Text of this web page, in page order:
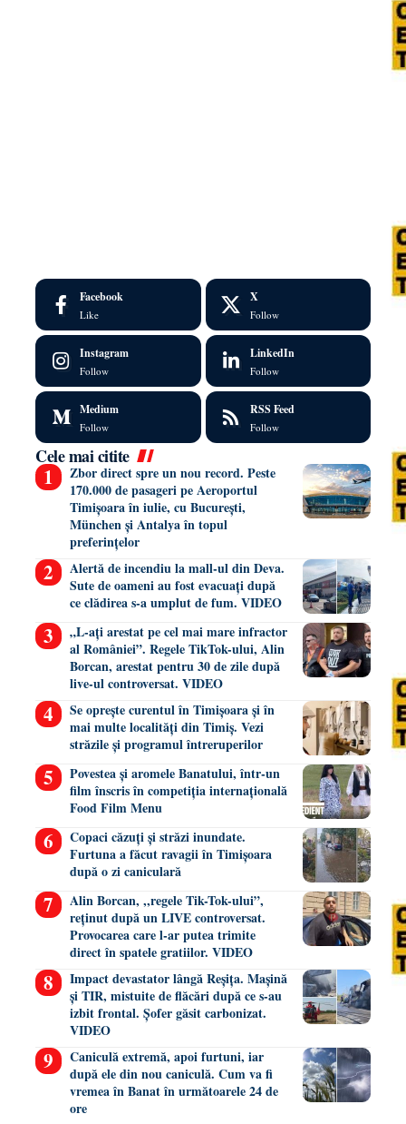
Facebook
Like
X
Follow
Instagram
Follow
LinkedIn
Follow
Medium
Follow
RSS Feed
Follow
Cele mai citite
Zbor direct spre un nou record. Peste
170.000 de pasageri pe Aeroportul
Timișoara în iulie, cu București,
München și Antalya în topul
preferințelor
Alertă de incendiu la mall-ul din Deva.
Sute de oameni au fost evacuați după
ce clădirea s-a umplut de fum. VIDEO
„L-ați arestat pe cel mai mare infractor
al României”. Regele TikTok-ului, Alin
Borcan, arestat pentru 30 de zile după
live-ul controversat. VIDEO
Se oprește curentul în Timișoara și în
mai multe localități din Timiș. Vezi
străzile și programul întreruperilor
Povestea și aromele Banatului, într-un
film înscris în competiția internațională
Food Film Menu
Copaci căzuți și străzi inundate.
Furtuna a făcut ravagii în Timișoara
după o zi caniculară
Alin Borcan, ,,regele Tik-Tok-ului”,
reținut după un LIVE controversat.
Provocarea care l-ar putea trimite
direct în spatele gratiilor. VIDEO
Impact devastator lângă Reșița. Mașină
și TIR, mistuite de flăcări după ce s-au
izbit frontal. Șofer găsit carbonizat.
VIDEO
Caniculă extremă, apoi furtuni, iar
după ele din nou caniculă. Cum va fi
vremea în Banat în următoarele 24 de
ore